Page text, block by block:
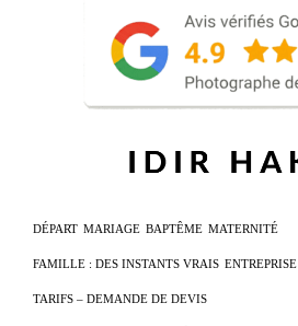
DÉPART MARIAGE BAPTÊME MATERNITÉ
FAMILLE : DES INSTANTS VRAIS ENTREPRISE
TARIFS – DEMANDE DE DEVIS